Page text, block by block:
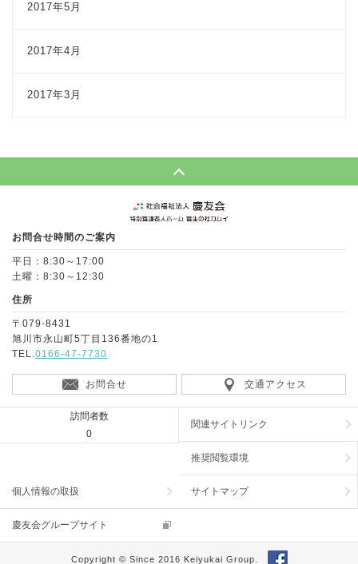
2017年5月
2017年4月
2017年3月
お問合せ時間のご案内
平日：8:30～17:00
土曜：8:30～12:30
住所
〒079-8431
旭川市永山町5丁目136番地の1
TEL.0166-47-7730
お問合せ 交通アクセス
訪問者数
0
関連サイトリンク
推奨閲覧環境
個人情報の取扱 サイトマップ
慶友会グループサイト
Copyright © Since 2016 Keiyukai Group.